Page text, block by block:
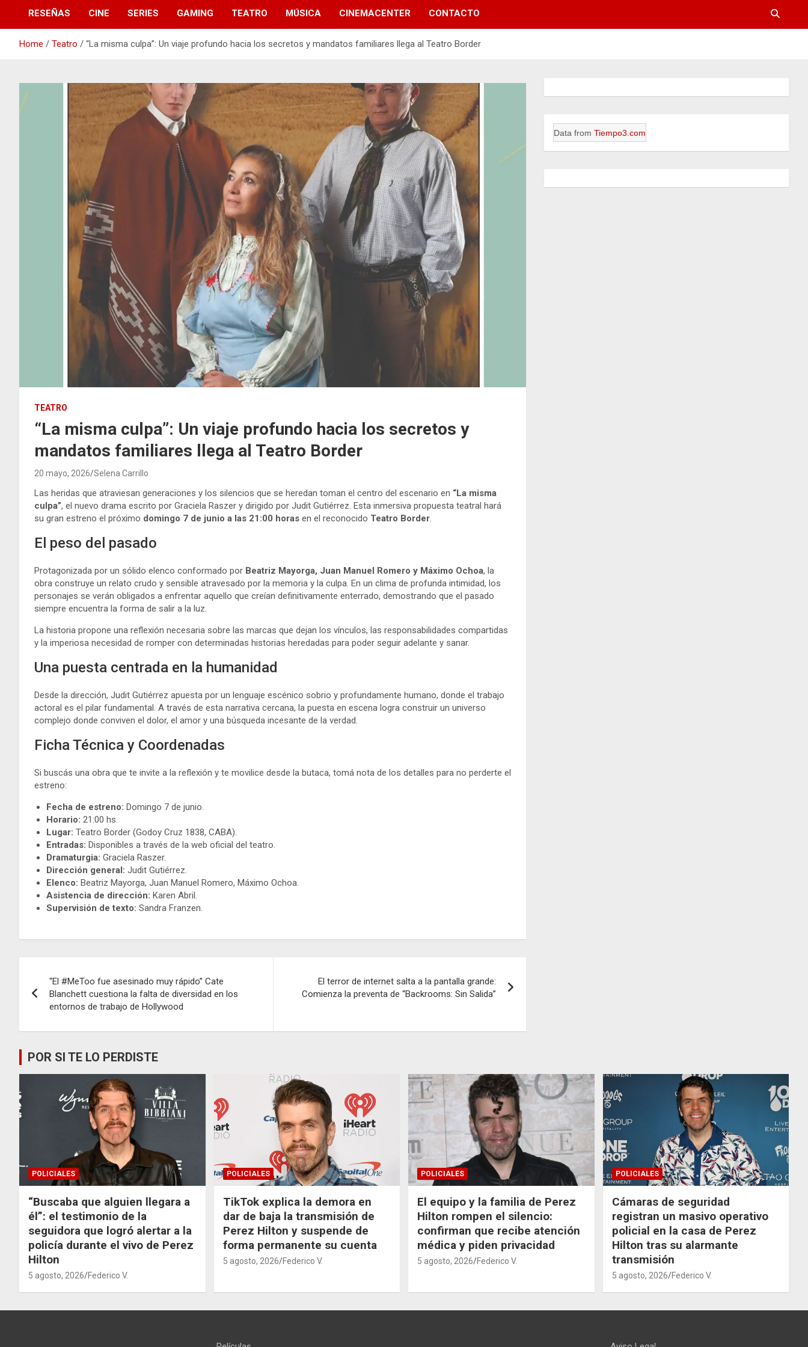
RESEÑAS CINE SERIES GAMING TEATRO MÚSICA CINEMACENTER CONTACTO
Home Teatro “La misma culpa”: Un viaje profundo hacia los secretos y mandatos familiares llega al Teatro Border
TEATRO
“La misma culpa”: Un viaje profundo hacia los secretos y
mandatos familiares llega al Teatro Border
20 mayo, 2026 Selena Carrillo
Las heridas que atraviesan generaciones y los silencios que se heredan toman el centro del escenario en “La misma
culpa”, el nuevo drama escrito por Graciela Raszer y dirigido por Judit Gutiérrez. Esta inmersiva propuesta teatral hará
su gran estreno el próximo domingo 7 de junio a las 21:00 horas en el reconocido Teatro Border.
El peso del pasado
Protagonizada por un sólido elenco conformado por Beatriz Mayorga, Juan Manuel Romero y Máximo Ochoa, la
obra construye un relato crudo y sensible atravesado por la memoria y la culpa. En un clima de profunda intimidad, los
personajes se verán obligados a enfrentar aquello que creían definitivamente enterrado, demostrando que el pasado
siempre encuentra la forma de salir a la luz.
La historia propone una reflexión necesaria sobre las marcas que dejan los vínculos, las responsabilidades compartidas
y la imperiosa necesidad de romper con determinadas historias heredadas para poder seguir adelante y sanar.
Una puesta centrada en la humanidad
Desde la dirección, Judit Gutiérrez apuesta por un lenguaje escénico sobrio y profundamente humano, donde el trabajo
actoral es el pilar fundamental. A través de esta narrativa cercana, la puesta en escena logra construir un universo
complejo donde conviven el dolor, el amor y una búsqueda incesante de la verdad.
Ficha Técnica y Coordenadas
Si buscás una obra que te invite a la reflexión y te movilice desde la butaca, tomá nota de los detalles para no perderte el
estreno:
Fecha de estreno: Domingo 7 de junio.
Horario: 21:00 hs.
Lugar: Teatro Border (Godoy Cruz 1838, CABA).
Entradas: Disponibles a través de la web oficial del teatro.
Dramaturgia: Graciela Raszer.
Dirección general: Judit Gutiérrez.
Elenco: Beatriz Mayorga, Juan Manuel Romero, Máximo Ochoa.
Asistencia de dirección: Karen Abril.
Supervisión de texto: Sandra Franzen.
de
“El #MeToo fue asesinado muy rápido” Cate
Blanchett cuestiona la falta de diversidad en los
entornos de trabajo de Hollywood
El terror de internet salta a la pantalla grande:
Comienza la preventa de “Backrooms: Sin Salida”
Data fromTiempo3.com
POR SI TE LO PERDISTE
POLICIALES
“Buscaba que alguien llegara a
él”: el testimonio de la
seguidora que logró alertar a la
policía durante el vivo de Perez
Hilton
5 agosto, 2026 Federico V.
POLICIALES
TikTok explica la demora en
dar de baja la transmisión de
Perez Hilton y suspende de
forma permanente su cuenta
5 agosto, 2026 Federico V.
POLICIALES
El equipo y la familia de Perez
Hilton rompen el silencio:
confirman que recibe atención
médica y piden privacidad
5 agosto, 2026 Federico V.
POLICIALES
Cámaras de seguridad
registran un masivo operativo
policial en la casa de Perez
Hilton tras su alarmante
transmisión
5 agosto, 2026 Federico V.